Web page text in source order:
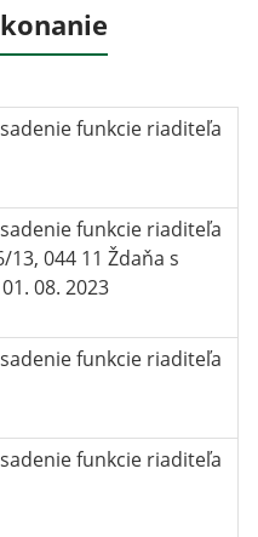
funkcie riaditeľa
funkcie riaditeľa
13, 044 11 Ždaňa s
08. 2023
funkcie riaditeľa
funkcie riaditeľa